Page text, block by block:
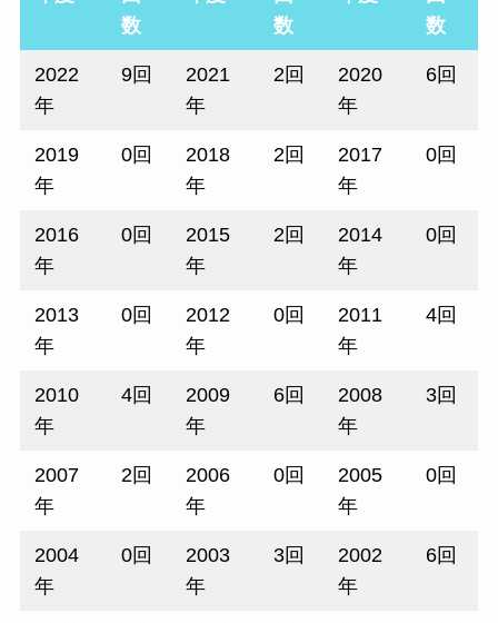
数
数
数
2022
年
9回
2021
年
2回
2020
年
6回
2019
年
0回
2018
年
2回
2017
年
0回
2016
年
0回
2015
年
2回
2014
年
0回
2013
年
0回
2012
年
0回
2011
年
4回
2010
年
4回
2009
年
6回
2008
年
3回
2007
年
2回
2006
年
0回
2005
年
0回
2004
年
0回
2003
年
3回
2002
年
6回